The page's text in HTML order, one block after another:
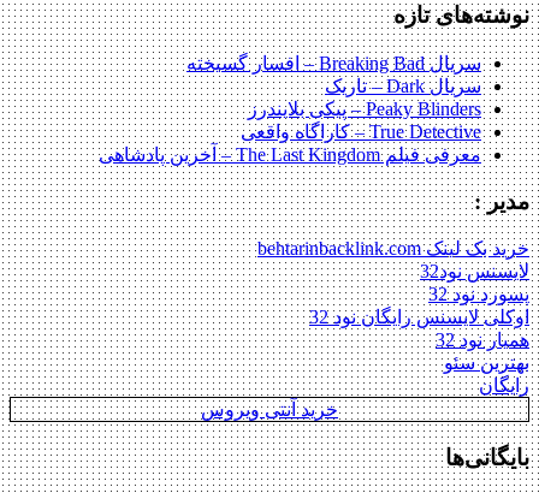
نوشته‌های تازه
سریال Breaking Bad – افسار گسیخته
سریال Dark – تاریک
Peaky Blinders – پیکی بلایندرز
True Detective – کاراگاه واقعی
معرفی فیلم The Last Kingdom – آخرین پادشاهی
مدیر :
خرید بک لینک behtarinbacklink.com
لایسنس نود32
پسورد نود 32
اوکلی لایسنس رایگان نود 32
همیار نود 32
بهترین سئو
رایگان
خرید آنتی ویروس
بایگانی‌ها